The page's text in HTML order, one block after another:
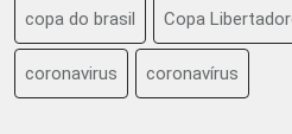
copa do brasil Copa
coronavirus coronavírus